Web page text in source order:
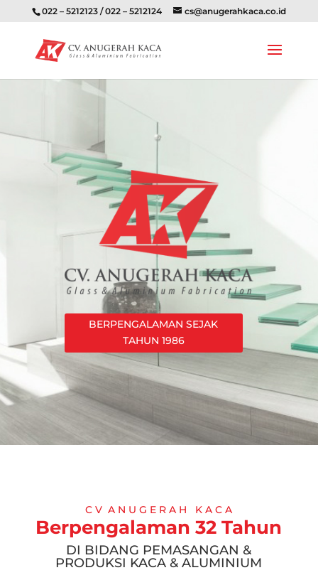
022 – 5212123 / 022 – 5212124 cs@anugerahkaca.co.id
BERPENGALAMAN SEJAK
TAHUN 1986
C V A N U G E R A H K A C A
Berpengalaman 32 Tahun
DI BIDANG PEMASANGAN &
PRODUKSI KACA & ALUMINIUM